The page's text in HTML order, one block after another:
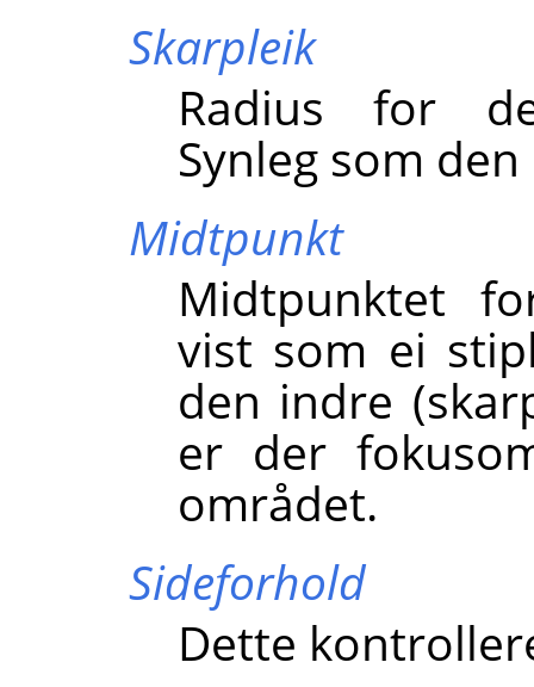
Skarpleik
Radius for
Synleg som
Midtpunkt
Midtpunktet
vist som ei
den indre
er der
området.
Sideforhold
Dette